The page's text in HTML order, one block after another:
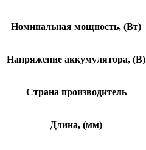
Номинальная мощность, (Вт)
Напряжение аккумулятора, (В)
Страна производитель
Длина, (мм)